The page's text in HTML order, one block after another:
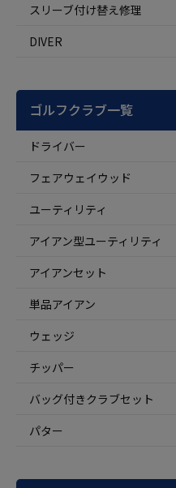
スリーブ付け替え修理
DIVER
ゴルフクラブ一覧
ドライバー
フェアウェイウッド
ユーティリティ
アイアン型ユーティリティ
アイアンセット
単品アイアン
ウェッジ
チッパー
バッグ付きクラブセット
パター